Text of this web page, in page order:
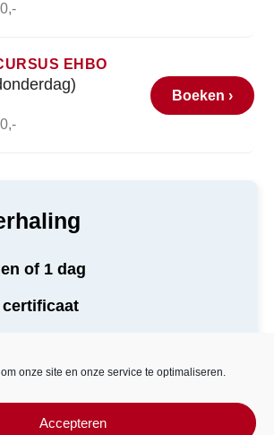
onze site en onze service te optimaliseren.
Accepteren
EHBO
Boeken ›
of 1 dag